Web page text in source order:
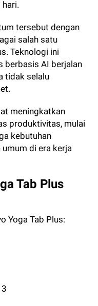
tersebut dengan
salah satu
Teknologi ini
berbasis AI berjalan
tidak selalu
meningkatkan
produktivitas, mulai
kebutuhan
di era kerja
Tab Plus
Yoga Tab Plus: